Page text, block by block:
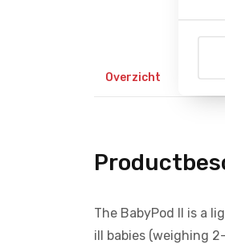
Overzicht
The BabyPod II is a
ill babies (weighing